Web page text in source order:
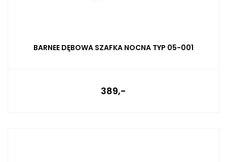
BARNEE DĘBOWA SZAFKA NOCNA TYP 05-001
389,-